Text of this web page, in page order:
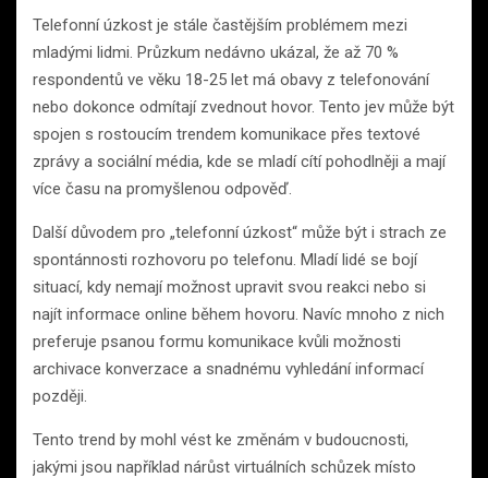
Telefonní úzkost je stále častějším problémem mezi
mladými lidmi. Průzkum nedávno ukázal, že až 70 %
respondentů ve věku 18-25 let má obavy z telefonování
nebo dokonce odmítají zvednout hovor. Tento jev může být
spojen s rostoucím trendem komunikace přes textové
zprávy a sociální média, kde se mladí cítí pohodlněji a mají
více času na promyšlenou odpověď.
Další důvodem pro „telefonní úzkost“ může být i strach ze
spontánnosti rozhovoru po telefonu. Mladí lidé se bojí
situací, kdy nemají možnost upravit svou reakci nebo si
najít informace online během hovoru. Navíc mnoho z nich
preferuje psanou formu komunikace kvůli možnosti
archivace konverzace a snadnému vyhledání informací
později.
Tento trend by mohl vést ke změnám v budoucnosti,
jakými jsou například nárůst virtuálních schůzek místo